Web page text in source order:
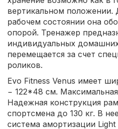
вертикальном положении.
рабочем состоянии она
опорой. Тренажер
индивидуальных
перемещается за счет
роликов.
Evo Fitness Venus имеет
− 122*48 см.
Надежная конструкция
спортсмена до 130 кг. В
система амортизации